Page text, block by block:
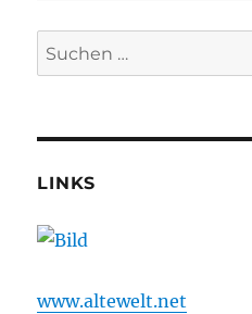
Suchen
nach:
LINKS
www.altewelt.net